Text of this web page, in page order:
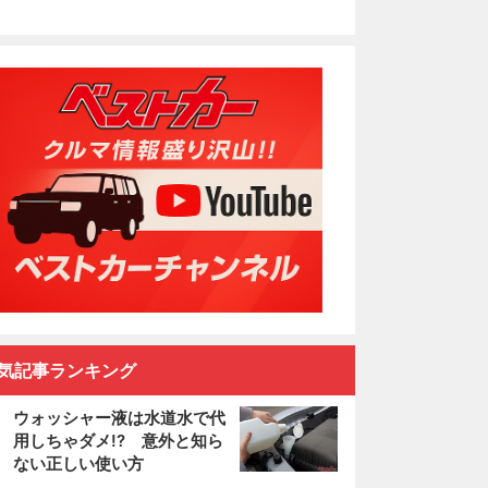
記事ランキング
ウォッシャー液は水道水で代
用しちゃダメ!? 意外と知ら
ない正しい使い方